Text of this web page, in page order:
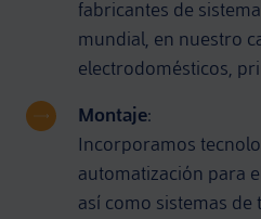
fabricantes de
mundial, en nuestro
electrodomésticos,
Montaje:
Incorporamos
automatización para
así como sistemas